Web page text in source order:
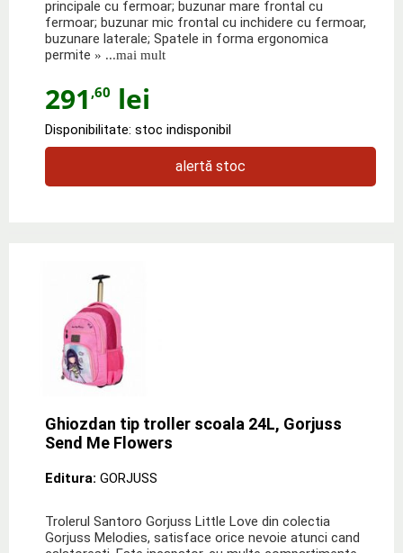
principale cu fermoar; buzunar mare frontal cu
fermoar; buzunar mic frontal cu inchidere cu fermoar,
buzunare laterale; Spatele in forma ergonomica
permite » ...mai mult
291 ,60 lei
Disponibilitate: stoc indisponibil
alertă stoc
Ghiozdan tip troller scoala 24L, Gorjuss
Send Me Flowers
Editura: GORJUSS
Trolerul Santoro Gorjuss Little Love din colectia
Gorjuss Melodies, satisface orice nevoie atunci cand